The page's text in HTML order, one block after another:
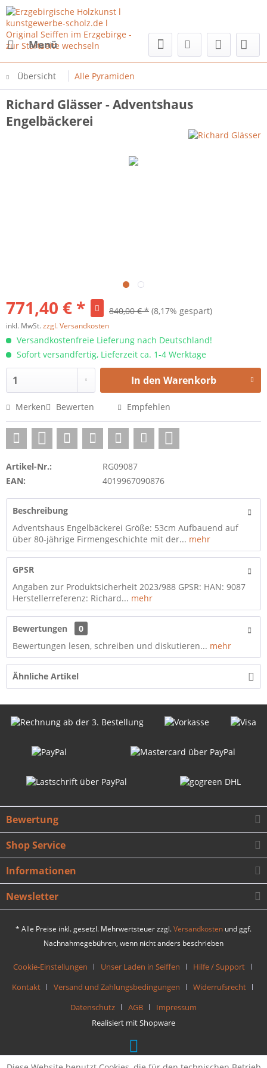
Menü
Übersicht Alle Pyramiden
Richard Glässer - Adventshaus
Engelbäckerei
771,40 € * 840,00 € * (8,17% gespart)
inkl. MwSt.zzgl. Versandkosten
Versandkostenfreie Lieferung nach Deutschland!
Sofort versandfertig, Lieferzeit ca. 1-4 Werktage
In den Warenkorb
Merken Bewerten Empfehlen
Artikel-Nr.:
RG09087
EAN:
4019967090876
Beschreibung
Adventshaus Engelbäckerei Größe: 53cm Aufbauend auf
über 80-jährige Firmengeschichte mit der... mehr
GPSR
Angaben zur Produktsicherheit 2023/988 GPSR: HAN: 9087
Herstellerreferenz: Richard... mehr
Bewertungen
0
Bewertungen lesen, schreiben und diskutieren... mehr
Ähnliche Artikel
Bewertung
Shop Service
Informationen
Newsletter
* Alle Preise inkl. gesetzl. Mehrwertsteuer zzgl.Versandkosten und ggf.
Nachnahmegebühren, wenn nicht anders beschrieben
Cookie-Einstellungen Unser Laden in Seiffen
Hilfe / Support
Kontakt
Versand und Zahlungsbedingungen
Widerrufsrecht
Datenschutz
AGB
Impressum
Realisiert mit Shopware